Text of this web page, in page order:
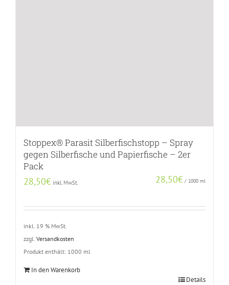
Stoppex® Parasit Silberfischstopp – Spray
gegen Silberfische und Papierfische – 2er
Pack
28,50€ inkl. MwSt. 28,50€ / 1000 ml
inkl. 19 % MwSt.
zzgl. Versandkosten
Produkt enthält: 1000 ml
In den Warenkorb
Details